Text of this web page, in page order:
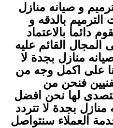
و صيانه منازل
بالدقه و
دائما بالاعتماد
القائم عليه
منازل بجدة لا
على اكمل وجه من
فنحن من
لها نحن افضل
بجدة لا تتردد
العملاء سنتواصل